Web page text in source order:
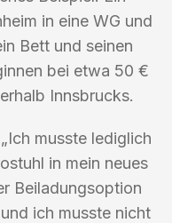
in eine WG und
Bett und seinen
bei etwa 50 €
Innsbrucks.
musste lediglich
in mein neues
Beiladungsoption
ich musste nicht